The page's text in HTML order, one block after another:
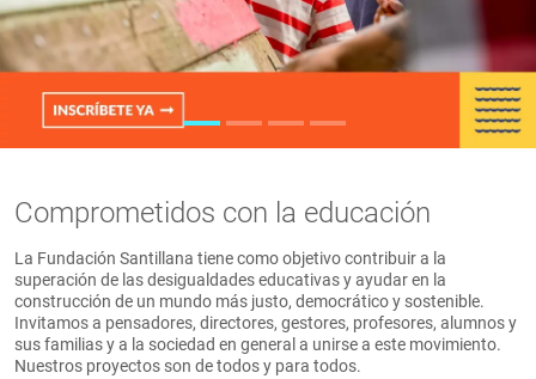
PT
Comprometidos con la educación
La Fundación Santillana tiene como objetivo contribuir a la
superación de las desigualdades educativas y ayudar en la
construcción de un mundo más justo, democrático y sostenible.
Invitamos a pensadores, directores, gestores, profesores, alumnos y
sus familias y a la sociedad en general a unirse a este movimiento.
Nuestros proyectos son de todos y para todos.